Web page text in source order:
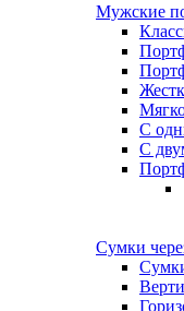
Мужские
С
С
Сумки